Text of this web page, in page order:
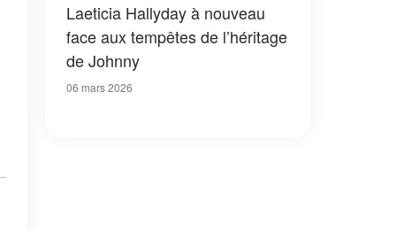
Laeticia Hallyday à nouveau
face aux tempêtes de l’héritage
de Johnny
06 mars 2026